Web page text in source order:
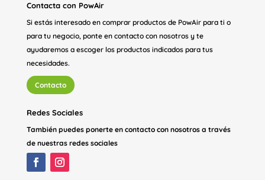
Contacta con PowAir
Si estás interesado en comprar productos de PowAir para ti o
para tu negocio, ponte en contacto con nosotros y te
ayudaremos a escoger los productos indicados para tus
necesidades.
Contacto
Redes Sociales
También puedes ponerte en contacto con nosotros a través
de nuestras redes sociales